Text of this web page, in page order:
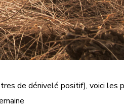
de dénivelé positif), voici les